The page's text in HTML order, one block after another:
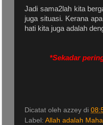
Jadi sama2lah kita
juga situasi. Kerana
hati kita juga adalah
*Sekadar
Dicatat oleh azzey di
Label: Allah adalah